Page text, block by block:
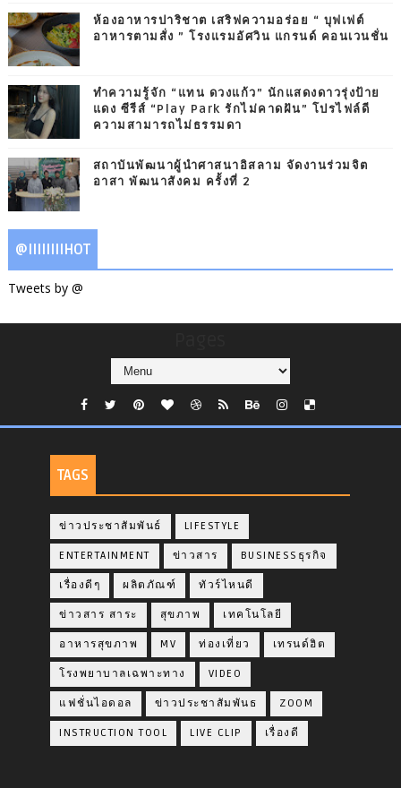
ห้องอาหารปาริชาต เสริฟความอร่อย “ บุฟเฟต์
อาหารตามสั่ง ” โรงแรมอัศวิน แกรนด์ คอนเวนชั่น
ทำความรู้จัก “แทน ดวงแก้ว” นักแสดงดาวรุ่งป้าย
แดง ซีรีส์ “Play Park รักไม่คาดฝัน” โปรไฟล์ดี
ความสามารถไม่ธรรมดา
สถาบันพัฒนาผู้นำศาสนาอิสลาม จัดงานร่วมจิต
อาสา พัฒนาสังคม ครั้งที่ 2
@IIIIIIIIHOT
Tweets by @
TAGS
ข่าวประชาสัมพันธ์ LIFESTYLE
ENTERTAINMENT ข่าวสาร BUSINESSธุรกิจ
เรื่องดีๆ ผลิตภัณฑ์ ทัวร์ไหนดี
ข่าวสาร สาระ สุขภาพ เทคโนโลยี
อาหารสุขภาพ MV ท่องเที่ยว เทรนด์ฮิต
โรงพยาบาลเฉพาะทาง VIDEO
แฟชั่นไอดอล ข่าวประชาสัมพันธ ZOOM
INSTRUCTION TOOL LIVE CLIP เรื่องดี